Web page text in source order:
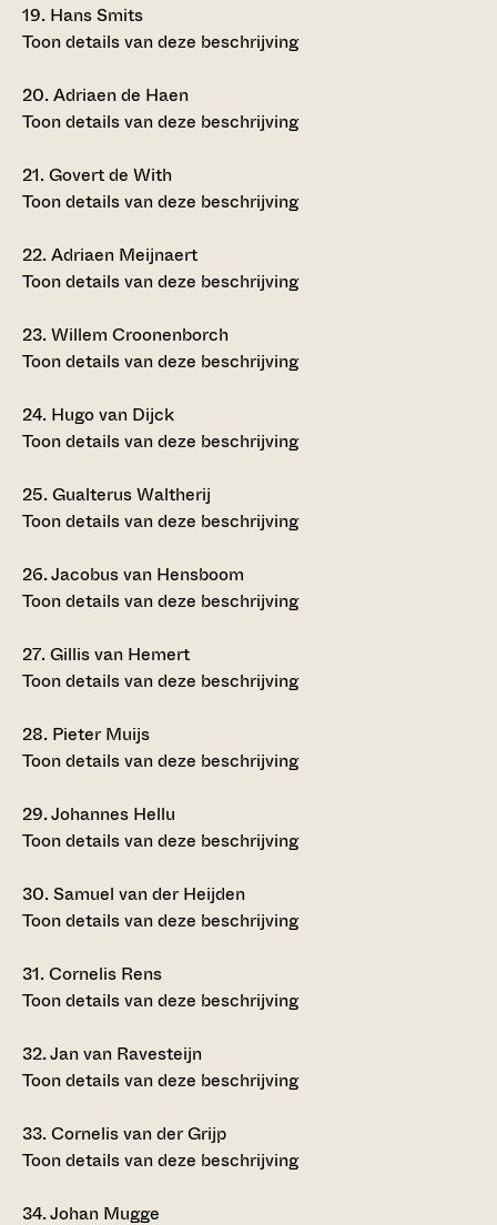
19. Hans Smits
Toon details van deze beschrijving
20.Adriaen de Haen
Toon details van deze beschrijving
21.Govert de With
Toon details van deze beschrijving
22.Adriaen Meijnaert
Toon details van deze beschrijving
23.Willem Croonenborch
Toon details van deze beschrijving
24. Hugo van Dijck
Toon details van deze beschrijving
25.Gualterus Waltherij
Toon details van deze beschrijving
26.Jacobus van Hensboom
Toon details van deze beschrijving
27.Gillis van Hemert
Toon details van deze beschrijving
28. Pieter Muijs
Toon details van deze beschrijving
29.Johannes Hellu
Toon details van deze beschrijving
30.Samuel van der Heijden
Toon details van deze beschrijving
31.Cornelis Rens
Toon details van deze beschrijving
32.Jan van Ravesteijn
Toon details van deze beschrijving
33.Cornelis van der Grijp
Toon details van deze beschrijving
34.Johan Mugge